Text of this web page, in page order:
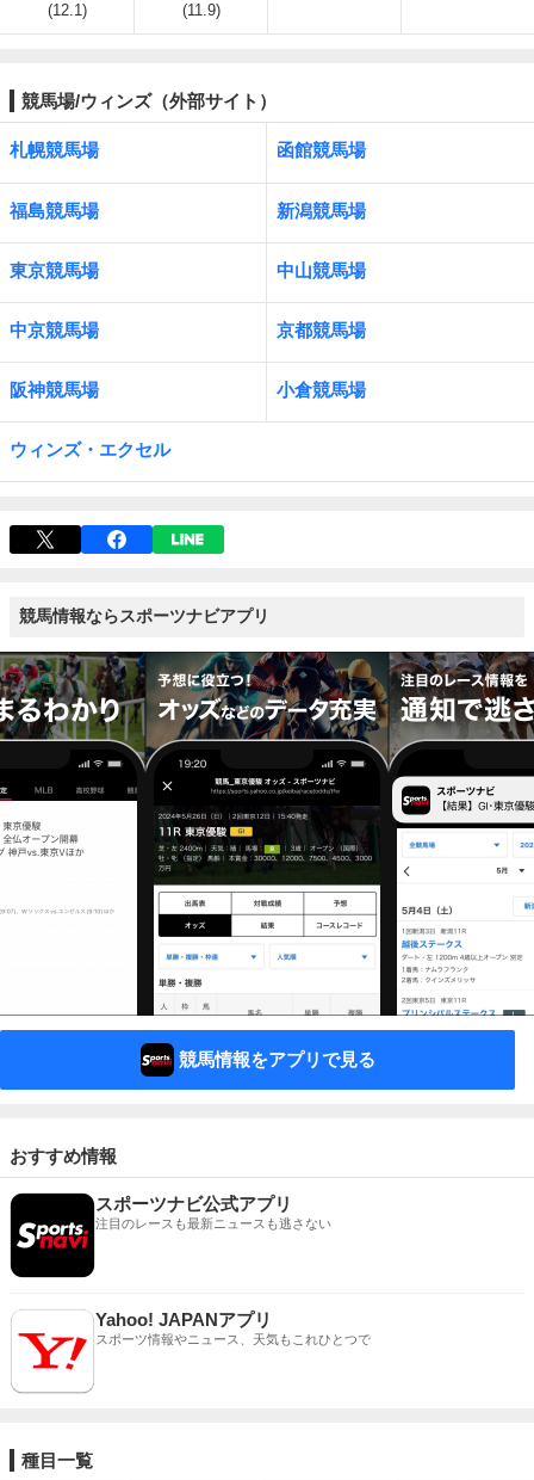
(12.1)
(11.9)
競馬場/ウィンズ（外部サイト）
札幌競馬場 函館競馬場
福島競馬場 新潟競馬場
東京競馬場 中山競馬場
中京競馬場 京都競馬場
阪神競馬場 小倉競馬場
ウィンズ・エクセル
競馬情報ならスポーツナビアプリ
競馬情報をアプリで見る
おすすめ情報
スポーツナビ公式アプリ
注目のレースも最新ニュースも逃さない
Yahoo! JAPANアプリ
スポーツ情報やニュース、天気もこれひとつで
種目一覧